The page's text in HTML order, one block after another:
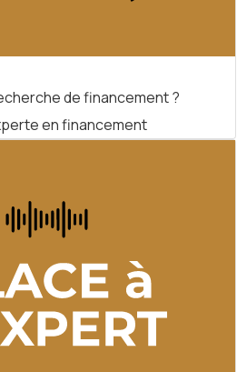
de financement ?
en financement